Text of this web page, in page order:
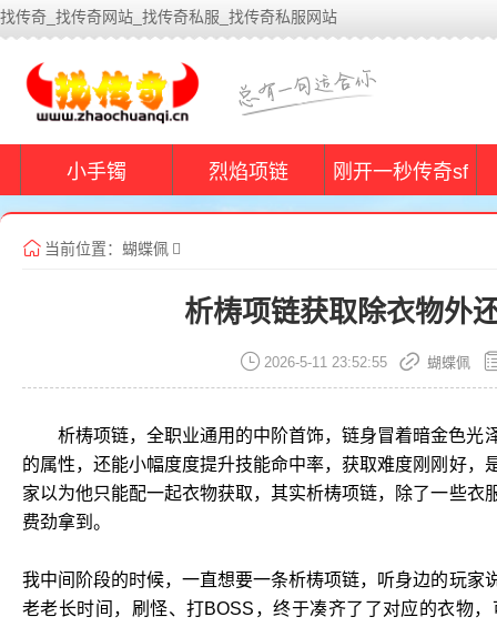
找传奇_找传奇网站_找传奇私服_找传奇私服网站
小手镯 烈焰项链 刚开一秒传奇sf
当前位置： 蝴蝶佩
析梼项链获取除衣物外
2026-5-11 23:52:55 蝴蝶佩
析梼项链，全职业通用的中阶首饰，链身冒着暗金色
的属性，还能小幅度度提升技能命中率，获取难度刚刚好
家以为他只能配一起衣物获取，其实析梼项链，除了一些
费劲拿到。
我中间阶段的时候，一直想要一条析梼项链，听身边的玩
老老长时间，刷怪、打BOSS，终于凑齐了了对应的衣物